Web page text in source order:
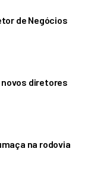
de Negócios
novos diretores
na rodovia